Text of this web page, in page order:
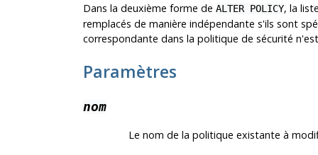
Dans la deuxième forme de ALTER POLICY, la
remplacés de manière indépendante s'ils sont
correspondante dans la politique de sécurité
Paramètres
nom
Le nom de la politique existante à